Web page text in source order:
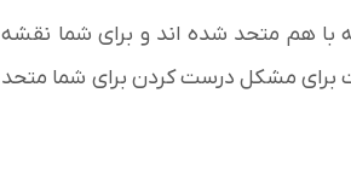
با هم متحد شده اند و برای شما نقشه
برای مشکل درست کردن برای شما متحد